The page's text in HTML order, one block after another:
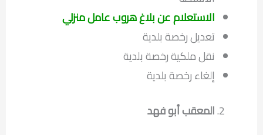
الاستعلام عن بلاغ هروب عامل منزلي
تعديل رخصة بلدية
نقل ملكية رخصة بلدية
إلغاء رخصة بلدية
المعقب أبو فهد